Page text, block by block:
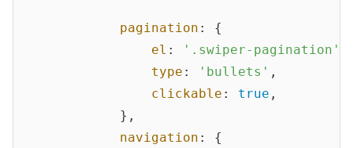
pagination : {
el : '.swiper-pagination'
type : 'bullets' ,
clickable : true ,
            },
navigation : {